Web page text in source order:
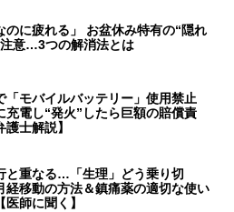
のに疲れる」 お盆休み特有の“隠れ
意…3つの解消法とは
「モバイルバッテリー」使用禁止
充電し“発火”したら巨額の賠償責
護士解説】
と重なる…「生理」どう乗り切
移動の方法＆鎮痛薬の適切な使い
医師に聞く】